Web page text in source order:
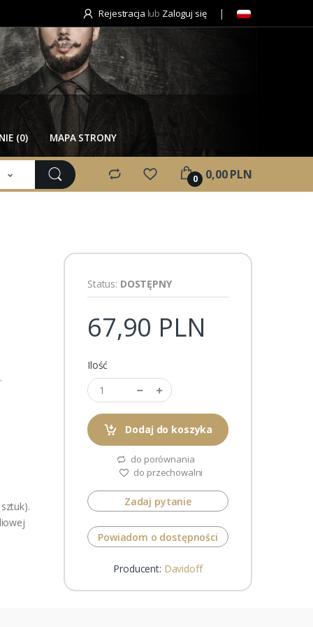
Rejestracja lub Zaloguj się
(0) MAPA STRONY
0 0,00 PLN
Status: DOSTĘPNY
67,90 PLN
Ilość
Dodaj do koszyka
do porównania
do przechowalni
Zadaj pytanie
Powiadom o dostępności
Producent: Davidoff